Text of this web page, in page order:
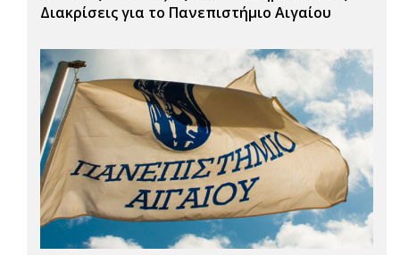
Διακρίσεις για το Πανεπιστήμιο Αιγαίου